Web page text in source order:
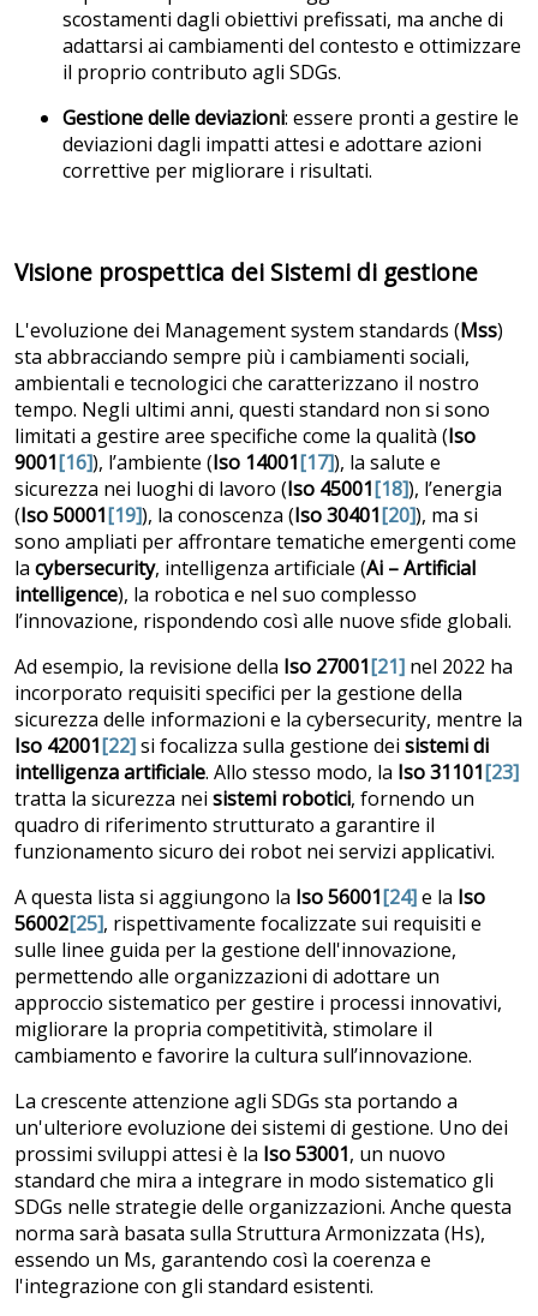
scostamenti dagli obiettivi prefissati, ma anche di
adattarsi ai cambiamenti del contesto e ottimizzare
il proprio contributo agli SDGs.
Gestione delle deviazioni: essere pronti a gestire le
deviazioni dagli impatti attesi e adottare azioni
correttive per migliorare i risultati.
Visione prospettica dei Sistemi di gestione
L'evoluzione dei Management system standards (Mss)
sta abbracciando sempre più i cambiamenti sociali,
ambientali e tecnologici che caratterizzano il nostro
tempo. Negli ultimi anni, questi standard non si sono
limitati a gestire aree specifiche come la qualità (Iso
9001[16]), l’ambiente (Iso 14001[17]), la salute e
sicurezza nei luoghi di lavoro (Iso 45001[18]), l’energia
(Iso 50001[19]), la conoscenza (Iso 30401[20]), ma si
sono ampliati per affrontare tematiche emergenti come
la cybersecurity, intelligenza artificiale (Ai – Artificial
intelligence), la robotica e nel suo complesso
l’innovazione, rispondendo così alle nuove sfide globali.
Ad esempio, la revisione della Iso 27001[21] nel 2022 ha
incorporato requisiti specifici per la gestione della
sicurezza delle informazioni e la cybersecurity, mentre la
Iso 42001[22]si focalizza sulla gestione dei sistemi di
intelligenza artificiale. Allo stesso modo, la Iso 31101[23]
tratta la sicurezza nei sistemi robotici, fornendo un
quadro di riferimento strutturato a garantire il
funzionamento sicuro dei robot nei servizi applicativi.
A questa lista si aggiungono la Iso 56001[24]e la Iso
56002[25], rispettivamente focalizzate sui requisiti e
sulle linee guida per la gestione dell'innovazione,
permettendo alle organizzazioni di adottare un
approccio sistematico per gestire i processi innovativi,
migliorare la propria competitività, stimolare il
cambiamento e favorire la cultura sull’innovazione.
La crescente attenzione agli SDGs sta portando a
un'ulteriore evoluzione dei sistemi di gestione. Uno dei
prossimi sviluppi attesi è la Iso 53001, un nuovo
standard che mira a integrare in modo sistematico gli
SDGs nelle strategie delle organizzazioni. Anche questa
norma sarà basata sulla Struttura Armonizzata (Hs),
essendo un Ms, garantendo così la coerenza e
l'integrazione con gli standard esistenti.